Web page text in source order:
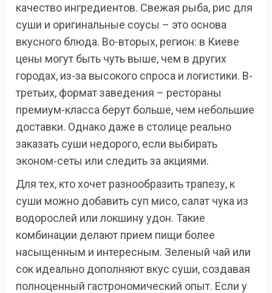
качество ингредиентов. Свежая рыба, рис для
суши и оригинальные соусы – это основа
вкусного блюда. Во-вторых, регион: в Киеве
цены могут быть чуть выше, чем в других
городах, из-за высокого спроса и логистики. В-
третьих, формат заведения – рестораны
премиум-класса берут больше, чем небольшие
доставки. Однако даже в столице реально
заказать суши недорого, если выбирать
эконом-сеты или следить за акциями.
Для тех, кто хочет разнообразить трапезу, к
суши можно добавить суп мисо, салат чука из
водорослей или локшину удон. Такие
комбинации делают прием пищи более
насыщенным и интересным. Зеленый чай или
сок идеально дополняют вкус суши, создавая
полноценный гастрономический опыт. Если у